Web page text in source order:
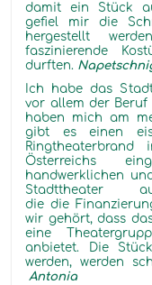
damit ein Stück
gefiel mir die
hergestellt
faszinierende
durften.
Ich habe das
vor allem der Beruf
haben mich am
gibt es einen
Österreichs
handwerklichen
Stadttheater
die die
wir gehört, dass
eine
anbietet. Die
werden, werden
Antonia